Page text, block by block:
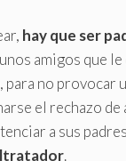
hay que ser
amigos que
para no
el rechazo
a sus
.